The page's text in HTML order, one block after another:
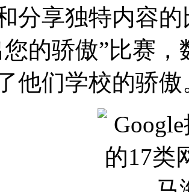
分享独特内容的
您的骄傲”比赛
他们学校的骄傲